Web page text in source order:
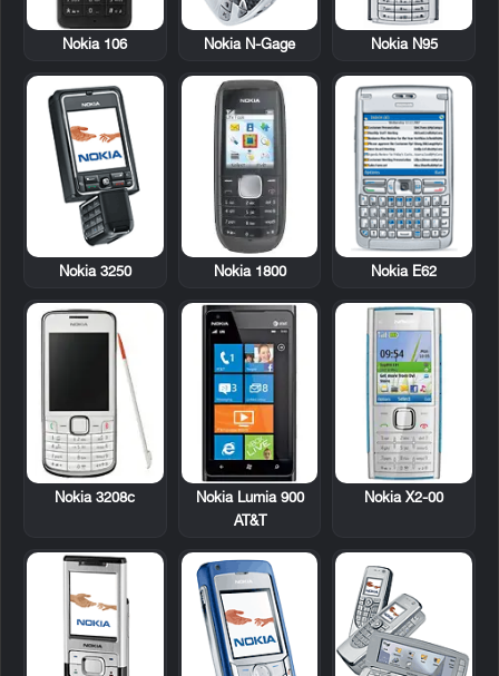
Nokia N95
Nokia N-Gage
Nokia 106
Nokia E62
Nokia 1800
Nokia 3250
Nokia X2-00
Nokia Lumia 900
AT&T
Nokia 3208c